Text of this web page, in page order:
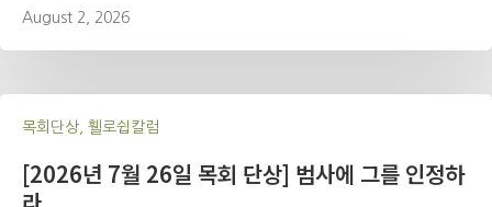
August 2, 2026
목회단상, 휄로쉽칼럼
[2026년 7월 26일 목회 단상] 범사에 그를 인정하